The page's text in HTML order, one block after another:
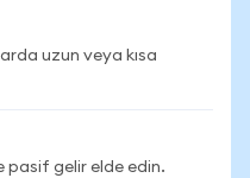
uzun veya kısa
pasif gelir elde edin.